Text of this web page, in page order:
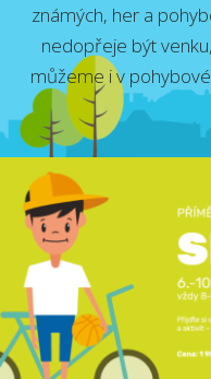
známých, her a
nedopřeje být
můžeme i v